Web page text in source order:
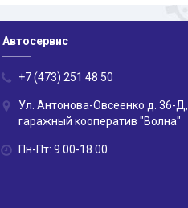
Автосервис
+7 (473) 251 48 50
Ул. Антонова-Овсеенко д. 36-Д,
гаражный кооператив "Волна"
Пн-Пт: 9.00-18.00